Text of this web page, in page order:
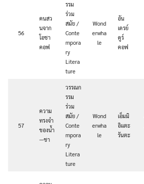
56
คนสว
นจาก
โอชา
คอฟ
รรม
ร่วม
สมัย /
Conte
mpora
ry
Litera
ture
Wond
erwha
le
อัน
เดรย์
คูร์
คอฟ
57
ความ
ทรงจำ
ของน้ำ
—ชา
วรรณก
รรม
ร่วม
สมัย /
Conte
mpora
ry
Litera
ture
Wond
erwha
le
เอ็มมิ
อิแตะ
รันตะ